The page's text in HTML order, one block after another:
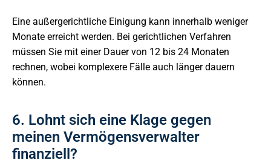
Eine außergerichtliche Einigung kann innerhalb weniger
Monate erreicht werden. Bei gerichtlichen Verfahren
müssen Sie mit einer Dauer von 12 bis 24 Monaten
rechnen, wobei komplexere Fälle auch länger dauern
können.
6. Lohnt sich eine Klage gegen
meinen Vermögensverwalter
finanziell?